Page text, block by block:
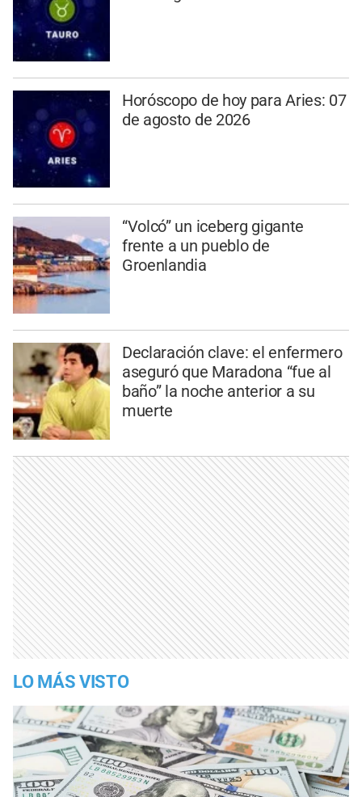
Horóscopo de hoy para Aries: 07
de agosto de 2026
“Volcó” un iceberg gigante
frente a un pueblo de
Groenlandia
Declaración clave: el enfermero
aseguró que Maradona “fue al
baño” la noche anterior a su
muerte
LO MÁS VISTO